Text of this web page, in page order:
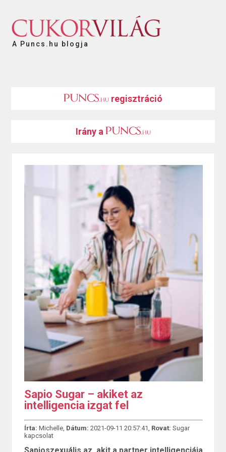
A Puncs.hu blogja
regisztráció
Irány a
Sapio Sugar – akiket az
intelligencia izgat fel
Írta: Michelle, Dátum: 2021-09-11 20:57:41, Rovat: Sugar
kapcsolat